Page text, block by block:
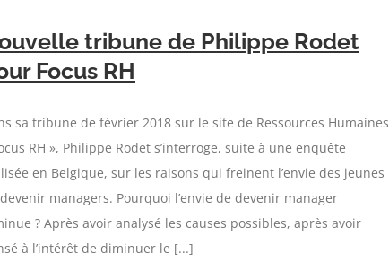
tribune de Philippe Rodet
Focus RH
sa tribune de février 2018 sur le site de Ressources Humaines
RH », Philippe Rodet s’interroge, suite à une enquête
en Belgique, sur les raisons qui freinent l’envie des jeunes
managers. Pourquoi l’envie de devenir manager
? Après avoir analysé les causes possibles, après avoir
à l’intérêt de diminuer le [...]